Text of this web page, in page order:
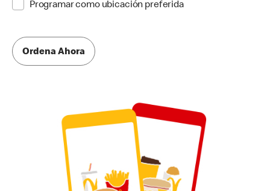
Programar como ubicación preferida
Ordena Ahora